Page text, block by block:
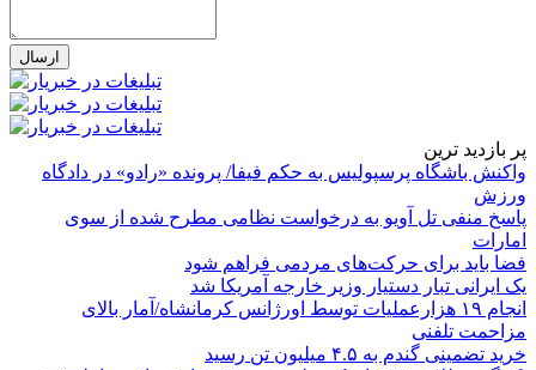
پر بازدید ترین
واکنش باشگاه پرسپولیس به حکم فیفا/ پرونده «رادو» در دادگاه
ورزش
پاسخ منفی تل آویو به درخواست نظامی مطرح شده از سوی
امارات
فضا باید برای حرکت‌های مردمی فراهم شود
یک ایرانی تبار دستیار وزیر خارجه آمریکا شد
انجام ۱۹ هزارعملیات توسط اورژانس کرمانشاه/آمار بالای
مزاحمت تلفنی
خرید تضمینی گندم به ۴.۵ میلیون تن رسید